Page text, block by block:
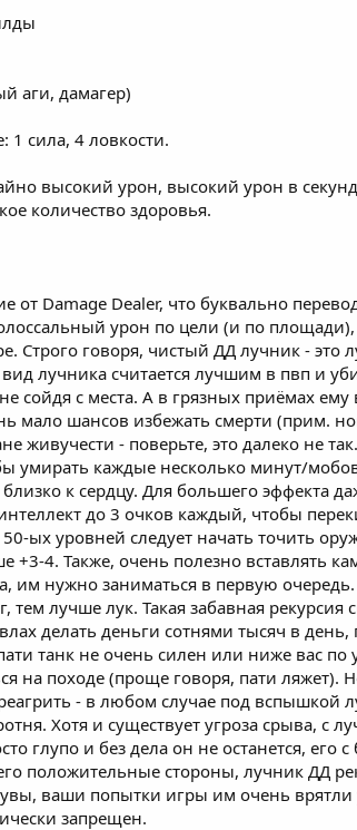
аги, дамагер)
1 сила, 4 ловкости.
высокий урон, высокий урон в
количество здоровья.
от Damage Dealer, что буквально
урон по цели (и по
Строго говоря, чистый ДД лучник -
лучника считается лучшим в пвп и
сойдя с места. А в грязных приёмах
мало шансов избежать смерти (прим.
живучести - поверьте, это далеко не
умирать каждые несколько минут/
к сердцу. Для большего эффекта
до 3 очков каждый, чтобы
50-ых уровней следует начать точить
+3-4. Также, очень полезно вставлять
им нужно заниматься в первую
тем лучше лук. Такая забавная
делать деньги сотнями тысяч в
танк не очень силен или ниже вас
на походе (проще говоря, пати
- в любом случае под вспышкой
Хотя и существует угроза срыва, с
глупо и без дела он не останется,
положительные стороны, лучник ДД
увы, ваши попытки игры им очень
запрещен.